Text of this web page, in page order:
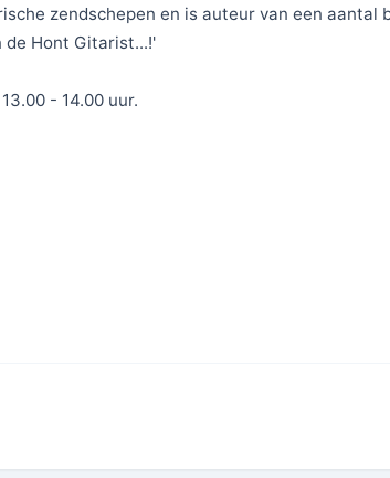
zendschepen en is auteur van een aantal
de Hont Gitarist...!'
- 14.00 uur.